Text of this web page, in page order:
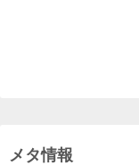
メタ情報